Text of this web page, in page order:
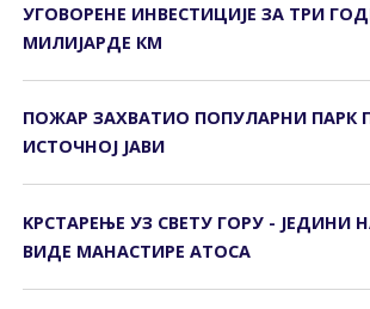
УГОВОРЕНЕ ИНВЕСТИЦИЈЕ ЗА ТРИ
МИЛИЈАРДЕ КМ
ПОЖАР ЗАХВАТИО ПОПУЛАРНИ ПАРК
ИСТОЧНОЈ ЈАВИ
KРСТАРЕЊЕ УЗ СВЕТУ ГОРУ - ЈЕДИНИ
ВИДЕ МАНАСТИРЕ АТОСА